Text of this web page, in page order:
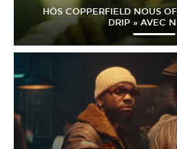
HÖS COPPERFIELD NOUS
DRIP » AVEC